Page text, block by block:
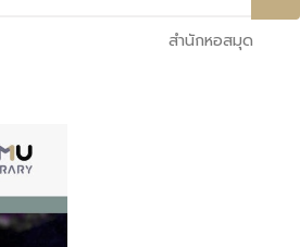
สำนักหอสมุด